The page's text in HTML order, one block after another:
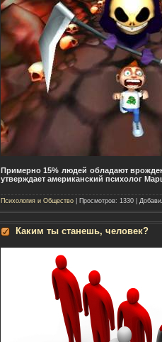
Примерно 15% людей обладают
утверждает американский психолог
Психология и Общество| Просмотров: 1330 |
Каким ты станешь, человек?